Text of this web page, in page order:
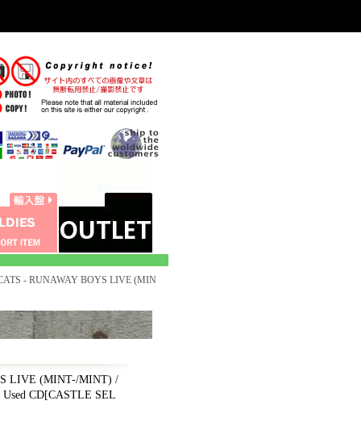
- RUNAWAY BOYS LIVE (MIN
LIVE (MINT-/MINT) /
CD[CASTLE SEL